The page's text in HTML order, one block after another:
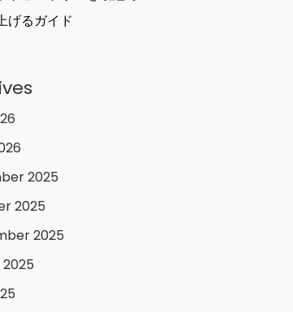
げるガイド
2025
2025
2025